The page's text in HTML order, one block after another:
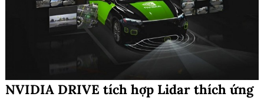
NVIDIA DRIVE tích hợp Lidar thích ứng